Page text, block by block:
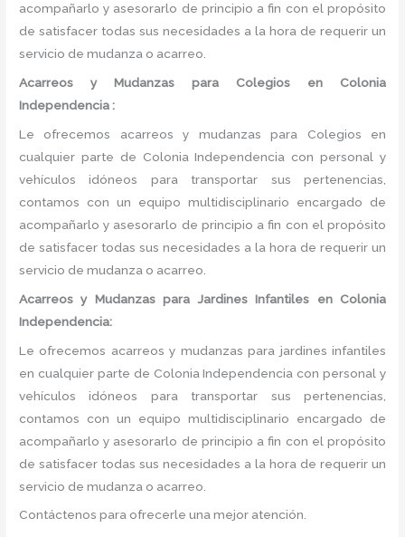
acompañarlo y asesorarlo de principio a fin con el propósito
de satisfacer todas sus necesidades a la hora de requerir un
servicio de mudanza o acarreo.
Acarreos y Mudanzas para Colegios en Colonia
Independencia :
Le ofrecemos acarreos y mudanzas para Colegios en
cualquier parte de Colonia Independencia con personal y
vehículos idóneos para transportar sus pertenencias,
contamos con un equipo multidisciplinario encargado de
acompañarlo y asesorarlo de principio a fin con el propósito
de satisfacer todas sus necesidades a la hora de requerir un
servicio de mudanza o acarreo.
Acarreos y Mudanzas para Jardines Infantiles en Colonia
Independencia:
Le ofrecemos acarreos y mudanzas para jardines infantiles
en cualquier parte de Colonia Independencia con personal y
vehículos idóneos para transportar sus pertenencias,
contamos con un equipo multidisciplinario encargado de
acompañarlo y asesorarlo de principio a fin con el propósito
de satisfacer todas sus necesidades a la hora de requerir un
servicio de mudanza o acarreo.
Contáctenos para ofrecerle una mejor atención.